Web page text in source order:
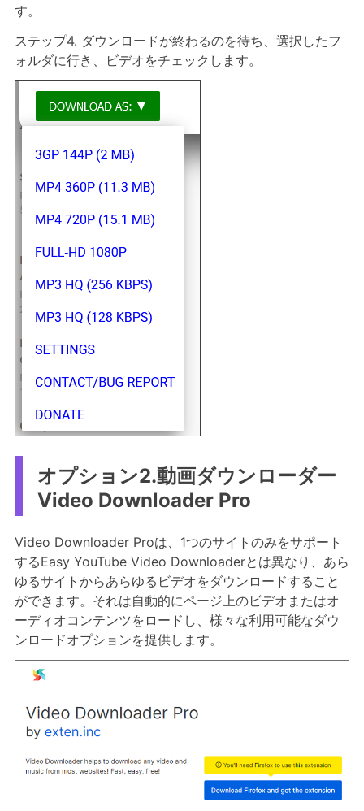
す。
ステップ4. ダウンロードが終わるのを待ち、選択したフ
ォルダに行き、ビデオをチェックします。
オプション2.動画ダウンローダー
Video Downloader Pro
Video Downloader Proは、1つのサイトのみをサポート
するEasy YouTube Video Downloaderとは異なり、あら
ゆるサイトからあらゆるビデオをダウンロードすること
ができます。それは自動的にページ上のビデオまたはオ
ーディオコンテンツをロードし、様々な利用可能なダウ
ンロードオプションを提供します。